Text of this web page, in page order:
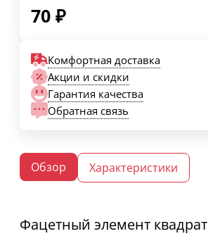
70 ₽
Комфортная доставка
Акции и скидки
Гарантия качества
Обратная связь
Обзор Характеристики
Фацетный элемент квадрат